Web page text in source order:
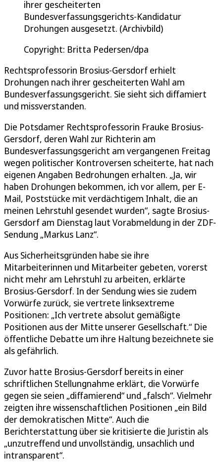
ihrer gescheiterten
Bundesverfassungsgerichts-Kandidatur
Drohungen ausgesetzt. (Archivbild)
Copyright: Britta Pedersen/dpa
Rechtsprofessorin Brosius-Gersdorf erhielt
Drohungen nach ihrer gescheiterten Wahl am
Bundesverfassungsgericht. Sie sieht sich diffamiert
und missverstanden.
Die Potsdamer Rechtsprofessorin Frauke Brosius-
Gersdorf, deren Wahl zur Richterin am
Bundesverfassungsgericht am vergangenen Freitag
wegen politischer Kontroversen scheiterte, hat nach
eigenen Angaben Bedrohungen erhalten. „Ja, wir
haben Drohungen bekommen, ich vor allem, per E-
Mail, Poststücke mit verdächtigem Inhalt, die an
meinen Lehrstuhl gesendet wurden“, sagte Brosius-
Gersdorf am Dienstag laut Vorabmeldung in der ZDF-
Sendung „Markus Lanz“.
Aus Sicherheitsgründen habe sie ihre
Mitarbeiterinnen und Mitarbeiter gebeten, vorerst
nicht mehr am Lehrstuhl zu arbeiten, erklärte
Brosius-Gersdorf. In der Sendung wies sie zudem
Vorwürfe zurück, sie vertrete linksextreme
Positionen: „Ich vertrete absolut gemäßigte
Positionen aus der Mitte unserer Gesellschaft.“ Die
öffentliche Debatte um ihre Haltung bezeichnete sie
als gefährlich.
Zuvor hatte Brosius-Gersdorf bereits in einer
schriftlichen Stellungnahme erklärt, die Vorwürfe
gegen sie seien „diffamierend“ und „falsch“. Vielmehr
zeigten ihre wissenschaftlichen Positionen „ein Bild
der demokratischen Mitte“. Auch die
Berichterstattung über sie kritisierte die Juristin als
„unzutreffend und unvollständig, unsachlich und
intransparent“.